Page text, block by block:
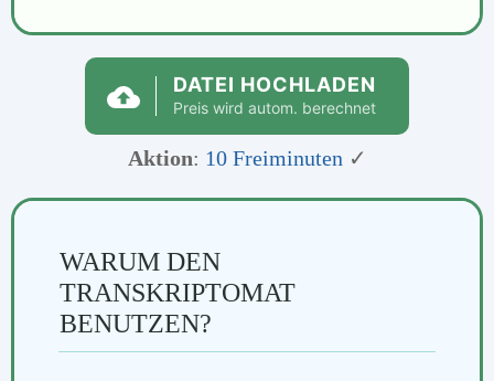
DATEI HOCHLADEN
Preis wird autom. berechnet
Aktion: 10 Freiminuten ✓
WARUM DEN
TRANSKRIPTOMAT
BENUTZEN?